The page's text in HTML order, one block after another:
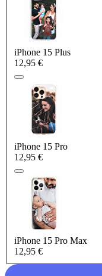
iPhone 15 Plus
12,95 €
iPhone 15 Pro
12,95 €
iPhone 15 Pro Max
12,95 €